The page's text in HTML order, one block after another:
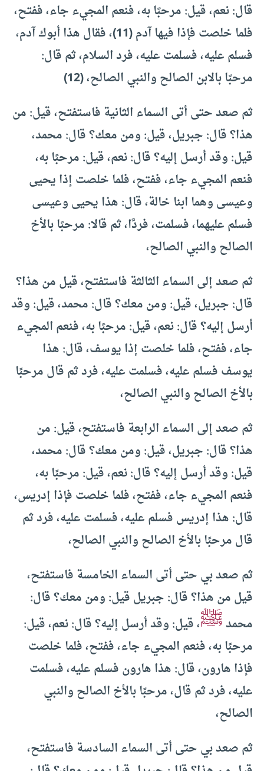
قال: نعم، قيل: مرحبًا به، فنعم المجيء جاء، ففتح،
فلما خلصت فإذا فيها آدم (11)، فقال هذا أبوك آدم،
فسلم عليه، فسلمت عليه، فرد السلام، ثم قال:
مرحبًا بالابن الصالح والنبي الصالح، (12)
ثم صعد حتى أتى السماء الثانية فاستفتح، قيل: من
هذا؟ قال: جبريل، قيل: ومن معك؟ قال: محمد،
قيل: وقد أرسل إليه؟ قال: نعم، قيل: مرحبًا به،
فنعم المجيء جاء، ففتح، فلما خلصت إذا يحيى
وعيسى وهما ابنا خالة، قال: هذا يحيى وعيسى
فسلم عليهما، فسلمت، فردَّا، ثم قالا: مرحبًا بالأخ
الصالح والنبي الصالح،
ثم صعد إلى السماء الثالثة فاستفتح، قيل من هذا؟
قال: جبريل، قيل: ومن معك؟ قال: محمد، قيل: وقد
أرسل إليه؟ قال: نعم، قيل: مرحبًا به، فنعم المجيء
جاء، ففتح، فلما خلصت إذا يوسف، قال: هذا
يوسف فسلم عليه، فسلمت عليه، فرد ثم قال مرحبًا
بالأخ الصالح والنبي الصالح،
ثم صعد إلى السماء الرابعة فاستفتح، قيل: من
هذا؟ قال: جبريل، قيل: ومن معك؟ قال: محمد،
قيل: وقد أرسل إليه؟ قال: نعم، قيل: مرحبًا به،
فنعم المجيء جاء، ففتح، فلما خلصت فإذا إدريس،
قال: هذا إدريس فسلم عليه، فسلمت عليه، فرد ثم
قال مرحبًا بالأخ الصالح والنبي الصالح،
ثم صعد بي حتى أتى السماء الخامسة فاستفتح،
قيل من هذا؟ قال: جبريل قيل: ومن معك؟ قال:
محمدﷺ، قيل: وقد أرسل إليه؟ قال: نعم، قيل:
مرحبًا به، فنعم المجيء جاء، ففتح، فلما خلصت
فإذا هارون، قال: هذا هارون فسلم عليه، فسلمت
عليه، فرد ثم قال، مرحبًا بالأخ الصالح والنبي
الصالح،
ثم صعد بي حتى أتى السماء السادسة فاستفتح،